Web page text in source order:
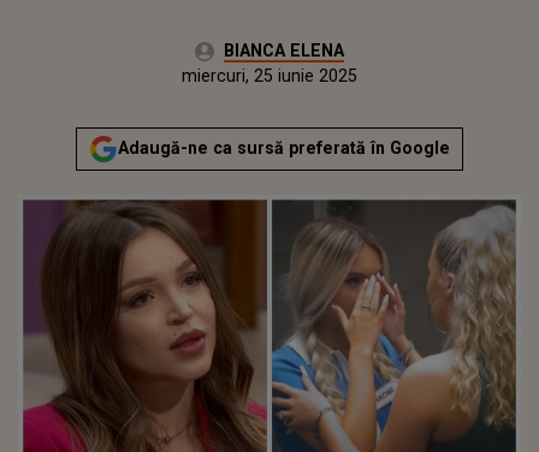
Autor:BIANCA ELENA
miercuri, 25 iunie 2025Actualizat:
miercuri, 25 iunie 2025
Adaugă-ne ca sursă preferată în Google